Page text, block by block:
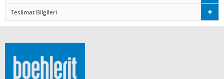
Teslimat Bilgileri